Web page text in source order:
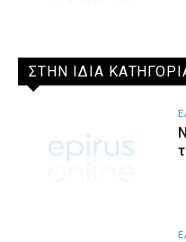
ΣΤΗΝ ΙΔΙΑ